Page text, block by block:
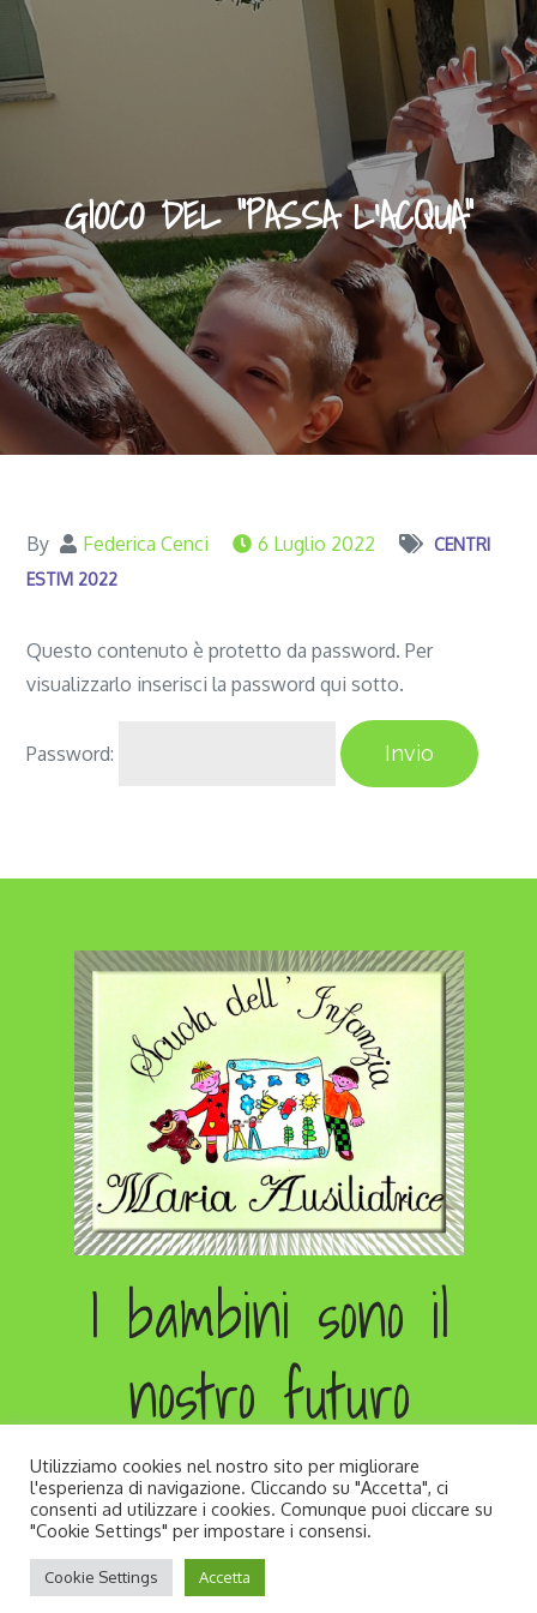
GIOCO DEL “PASSA L’ACQUA”
By Federica Cenci 6 Luglio 2022
CENTRI
ESTIVI 2022
Questo contenuto è protetto da password. Per
visualizzarlo inserisci la password qui sotto.
Password:
I bambini sono il
nostro futuro
Copyright © All rights reserved. Developed by
Andrea Zago
Utilizziamo cookies nel nostro sito per migliorare
l'esperienza di navigazione. Cliccando su "Accetta", ci
consenti ad utilizzare i cookies. Comunque puoi cliccare su
"Cookie Settings" per impostare i consensi.
Cookie Settings Accetta